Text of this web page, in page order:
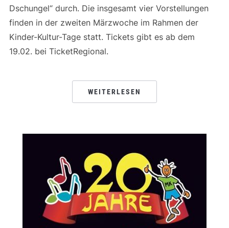
Dschungel“ durch. Die insgesamt vier Vorstellungen
finden in der zweiten Märzwoche im Rahmen der
Kinder-Kultur-Tage statt. Tickets gibt es ab dem
19.02. bei TicketRegional.
WEITERLESEN